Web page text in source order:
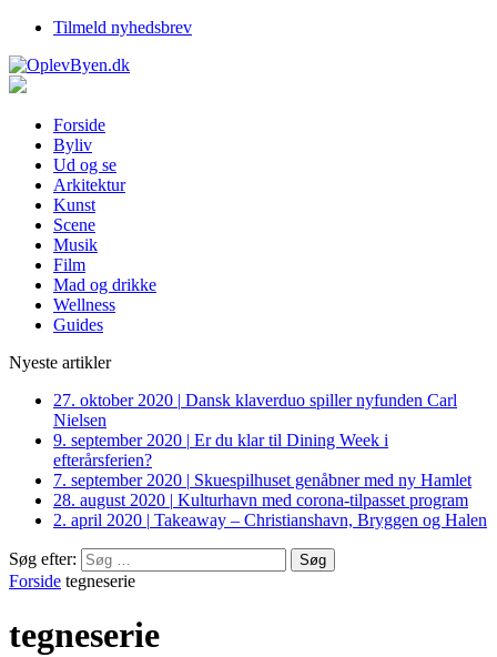
Tilmeld nyhedsbrev
Forside
Byliv
Ud og se
Arkitektur
Kunst
Scene
Musik
Film
Mad og drikke
Wellness
Guides
Nyeste artikler
27. oktober 2020 | Dansk klaverduo spiller nyfunden Carl
Nielsen
9. september 2020 | Er du klar til Dining Week i
efterårsferien?
7. september 2020 | Skuespilhuset genåbner med ny Hamlet
28. august 2020 | Kulturhavn med corona-tilpasset program
2. april 2020 | Takeaway – Christianshavn, Bryggen og Halen
Søg efter:
Forside tegneserie
tegneserie